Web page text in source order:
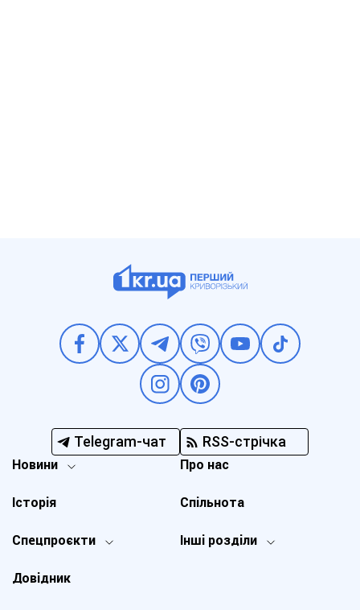
Telegram-чат RSS-стрічка
Новини
Спецпроєкти Інші розділи
Історія
Про нас
Довідник
Спільнота